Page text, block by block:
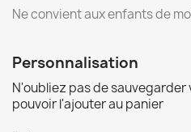
Ne convient aux enfants de
Personnalisation
N'oubliez pas de
pouvoir l'ajouter au panier